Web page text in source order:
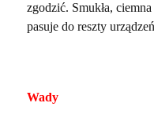
zgodzić. Smukła,
pasuje do reszty
Wady